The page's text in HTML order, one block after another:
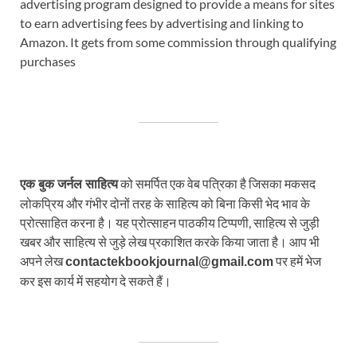
advertising program designed to provide a means for sites
to earn advertising fees by advertising and linking to
Amazon. It gets from some commission through qualifying
purchases
एक बुक जर्नल साहित्यको समर्पित एक वेब पत्रिका है जिसका मकसद
लोकप्रिय और गंभीर दोनों तरह के साहित्य को बिना किसी भेद भाव के
प्रोत्साहित करना है। यह प्रोत्साहन पाठकीय टिप्पणी, साहित्य से जुड़ी
खबर और साहित्य से जुड़े लेख प्रकाशित करके किया जाता है। आप भी
अपने लेखcontactekbookjournal@gmail.comपर हमें भेज
कर इस कार्य में सहयोग दे सकते हैं।